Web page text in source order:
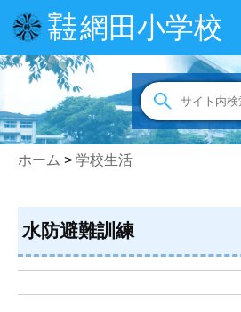
宇土
市立 網田小学校
ホーム > 学校生活
水防避難訓練